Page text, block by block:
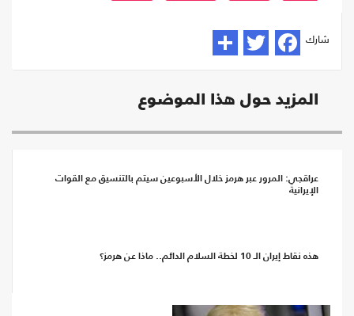
شارك
المزيد حول هذا الموضوع
عراقجي: المرور عبر هرمز خلال الأسبوعين سيتم بالتنسيق مع القوات
الإيرانية
هذه نقاط إيران الـ 10 لخطة السلام الدائم.. ماذا عن هرمز؟